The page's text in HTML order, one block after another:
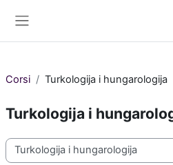
Corsi Turkologija i hungarologija
Turkologija i
Categorie di corso